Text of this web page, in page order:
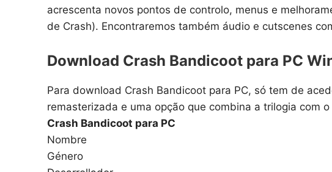
acrescenta novos pontos de controlo, menus e
de Crash). Encontraremos também áudio e cutscenes
Download Crash Bandicoot para PC
Para download Crash Bandicoot para PC, só tem de
remasterizada e uma opção que combina a trilogia com
Crash Bandicoot para PC
Nombre
Género